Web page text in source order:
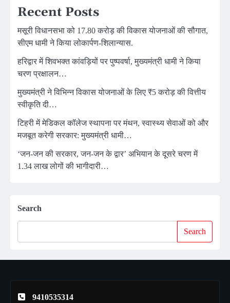
Recent Posts
मसूरी विधानसभा को 17.80 करोड़ की विकास योजनाओं की सौगात,
सीएम धामी ने किया लोकार्पण-शिलान्यास.
हरिद्वार में शिवभक्त कांवड़ियों पर पुष्पवर्षा, मुख्यमंत्री धामी ने किया
चरण प्रक्षालन…
मुख्यमंत्री ने विभिन्न विकास योजनाओं के लिए ₹5 करोड़ की वित्तीय
स्वीकृति दी…
टिहरी में मेडिकल कॉलेज स्थापना पर मंथन, स्वास्थ्य सेवाओं को और
मजबूत करेगी सरकार: मुख्यमंत्री धामी…
‘जन-जन की सरकार, जन-जन के द्वार’ अभियान के दूसरे चरण में
1.34 लाख लोगों की भागीदारी…
Search
Search
9410535314